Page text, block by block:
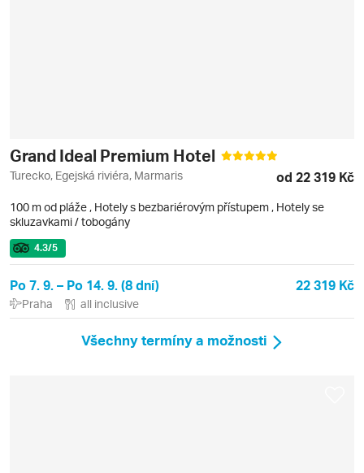
Grand Ideal Premium Hotel
Turecko, Egejská riviéra, Marmaris od 22 319 Kč
100 m od pláže , Hotely s bezbariérovým přístupem , Hotely se
skluzavkami / tobogány
4.3/5
Po 7. 9. – Po 14. 9. (8 dní) 22 319 Kč
Praha all inclusive
Všechny termíny a možnosti